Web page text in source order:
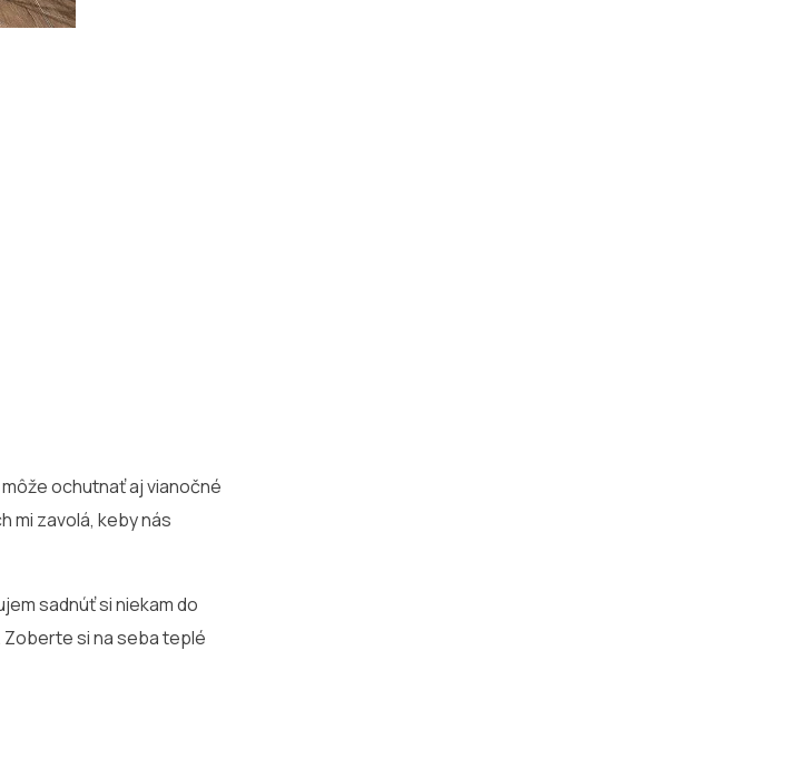
ochutnať aj vianočné
mi zavolá, keby nás
sadnúť si niekam do
Zoberte si na seba teplé